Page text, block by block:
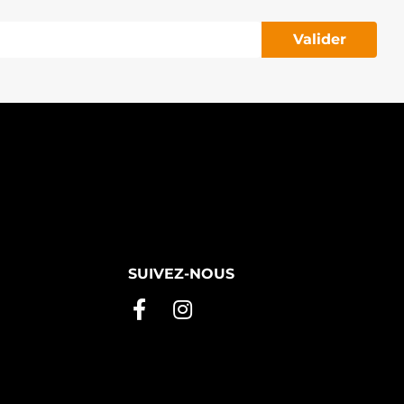
Valider
SUIVEZ-NOUS